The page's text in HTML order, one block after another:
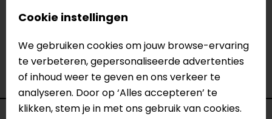
Naam
Spiegeladapters - 8mm rechts > 10mm
Model
90151
Merk
Lampa
Kleur
Zwart
Cookie instellingen
We gebruiken cookies om jouw browse-ervaring
te verbeteren, gepersonaliseerde advertenties
of inhoud weer te geven en ons verkeer te
analyseren. Door op ‘Alles accepteren’ te
klikken, stem je in met ons gebruik van cookies.